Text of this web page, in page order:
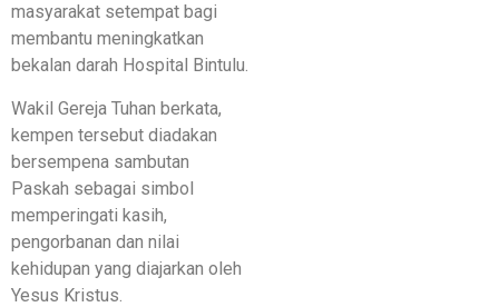
masyarakat setempat bagi
membantu meningkatkan
bekalan darah Hospital Bintulu.
Wakil Gereja Tuhan berkata,
kempen tersebut diadakan
bersempena sambutan
Paskah sebagai simbol
memperingati kasih,
pengorbanan dan nilai
kehidupan yang diajarkan oleh
Yesus Kristus.